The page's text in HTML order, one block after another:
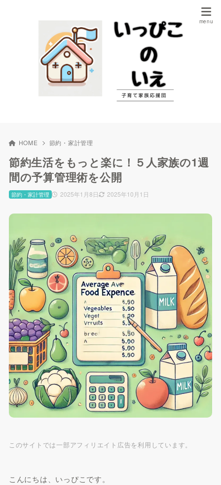
HOME 節約・家計管理
節約生活をもっと楽に！５人家族の1週
間の予算管理術を公開
2025年1月8日 2025年10月1日
節約・家計管理
このサイトでは一部アフィリエイト広告を利用しています。
こんにちは、いっぴこです。